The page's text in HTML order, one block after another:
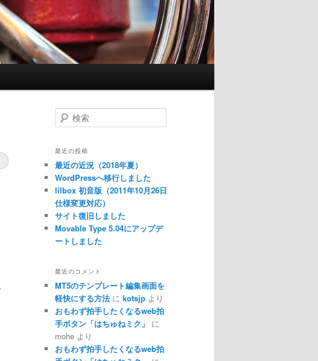
検
索
最近の投稿
最近の近況（2018年夏）
WordPressへ移行しました
lilbox 初音版（2011年10月26日
仕様変更対応）
サイト復旧しました
Movable Type 5.04にアップデ
ートしました
最近のコメント
MT5のテンプレート編集画面を
軽快にする方法に kotsjp より
おもわず拍手したくなるweb拍
手ボタン「はちゅねミク」
に
mohe より
おもわず拍手したくなるweb拍